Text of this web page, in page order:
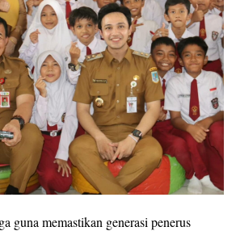
guna memastikan generasi penerus